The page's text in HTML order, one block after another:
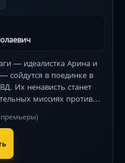
— идеалистка Арина и
сойдутся в поединке в
Их ненависть станет
миссиях против
Иванова, Устинова.
премьеры)